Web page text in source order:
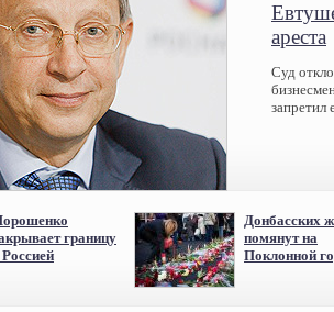
ареста
Суд
запретил
границу
Россией
Донбасских
помянут на
Поклонной